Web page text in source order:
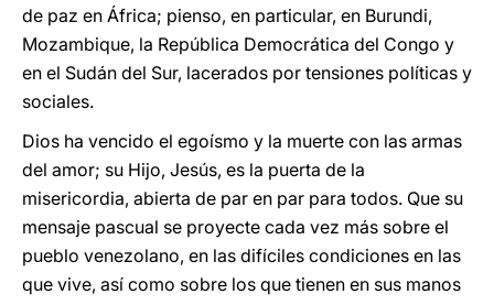
de paz en África; pienso, en particular, en Burundi,
Mozambique, la República Democrática del Congo y
en el Sudán del Sur, lacerados por tensiones políticas y
sociales.
Dios ha vencido el egoísmo y la muerte con las armas
del amor; su Hijo, Jesús, es la puerta de la
misericordia, abierta de par en par para todos. Que su
mensaje pascual se proyecte cada vez más sobre el
pueblo venezolano, en las difíciles condiciones en las
que vive, así como sobre los que tienen en sus manos